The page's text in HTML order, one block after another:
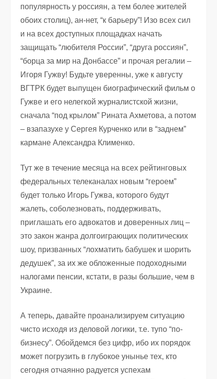
популярность у россиян, а тем более жителей
обоих столиц), ан-нет, “к барьеру”! Изо всех сил
и на всех доступных площадках начать
защищать “любителя России”, “друга россиян”,
“борца за мир на Донбассе” и прочая регалии –
Игоря Гужву! Будьте уверенны, уже к августу
ВГТРК будет выпущен биографический фильм о
Гужве и его нелегкой журналистской жизни,
сначала “под крылом” Рината Ахметова, а потом
– взапазухе у Сергея Курченко или в “заднем”
кармане Александра Клименко.
Тут же в течение месяца на всех рейтинговых
федеральных телеканалах новым “героем”
будет только Игорь Гужва, которого будут
жалеть, соболезновать, поддерживать,
приглашать его адвокатов и доверенных лиц –
это закон жанра долгоиграющих политических
шоу, призванных “лохматить бабушек и шорить
дедушек”, за их же обложенные подоходными
налогами пенсии, кстати, в разы большие, чем в
Украине.
А теперь, давайте проанализируем ситуацию
чисто исходя из деловой логики, т.е. тупо “по-
бизнесу”. Обойдемся без цифр, ибо их порядок
может погрузить в глубокое унынье тех, кто
сегодня отчаянно радуется успехам